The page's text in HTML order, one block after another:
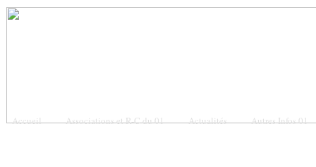
Accueil Associations et R-C du 01 Actualités Autres Infos 01